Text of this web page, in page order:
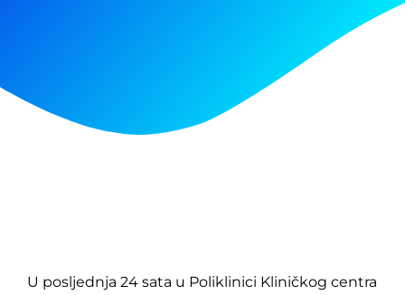
U posljednja 24 sata u Poliklinici Kliničkog centra